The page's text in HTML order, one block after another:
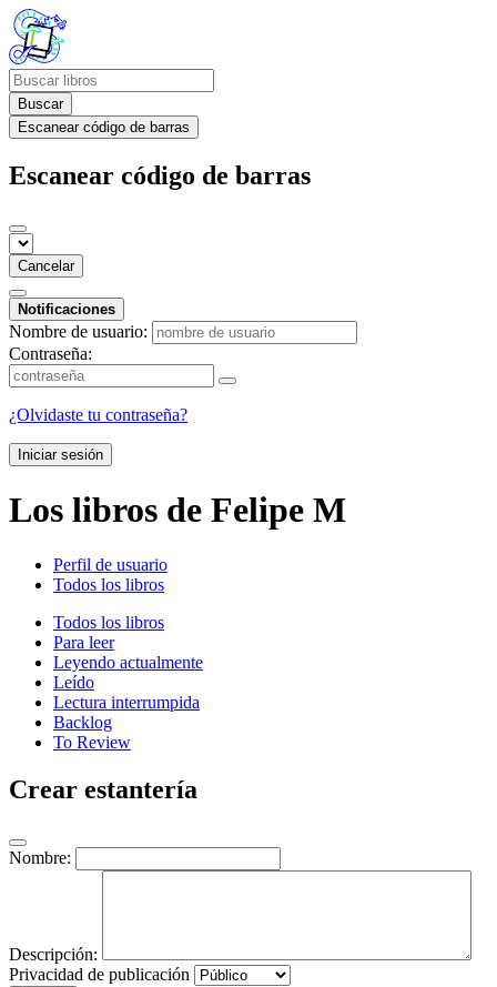
Buscar
Escanear código de barras
Escanear código de barras
Cancelar
Notificaciones
Nombre de usuario:
Contraseña:
¿Olvidaste tu contraseña?
Iniciar sesión
Los libros de Felipe M
Perfil de usuario
Todos los libros
Todos los libros
Para leer
Leyendo actualmente
Leído
Lectura interrumpida
Backlog
To Review
Crear estantería
Nombre:
Descripción:
Privacidad de publicación